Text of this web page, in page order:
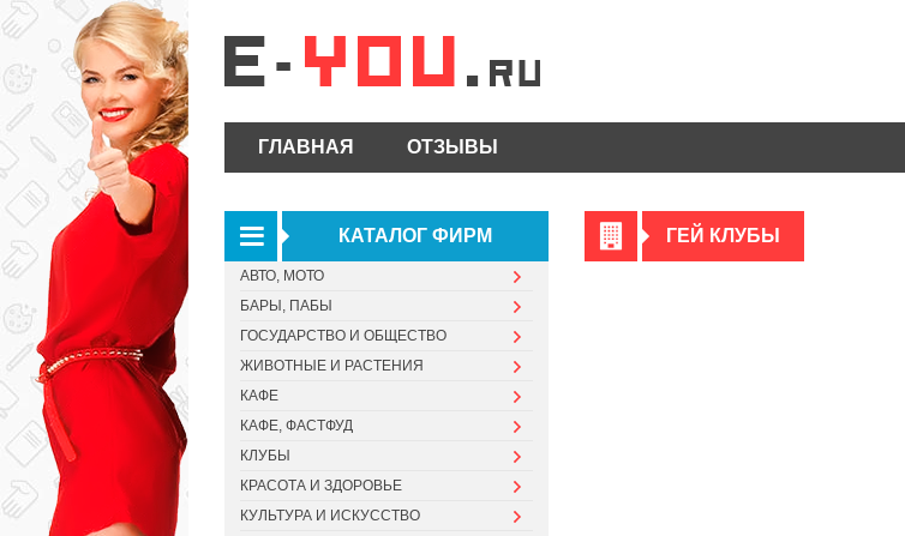
ГЛАВНАЯ ОТЗЫВЫ
ГЕЙ КЛУБЫ
КАТАЛОГ ФИРМ
АВТО, МОТО
БАРЫ, ПАБЫ
ГОСУДАРСТВО И ОБЩЕСТВО
ЖИВОТНЫЕ И РАСТЕНИЯ
КАФЕ
КАФЕ, ФАСТФУД
КЛУБЫ
КРАСОТА И ЗДОРОВЬЕ
КУЛЬТУРА И ИСКУССТВО